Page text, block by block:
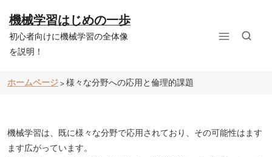
キ
機械学習はじめの一歩
初心者向けに機械学習の全体像
を説明！
ホームページ>様々な分野への応用と倫理的課題
機械学習は、既に様々な分野で応用されており、その可能性はます
ます広がっています。